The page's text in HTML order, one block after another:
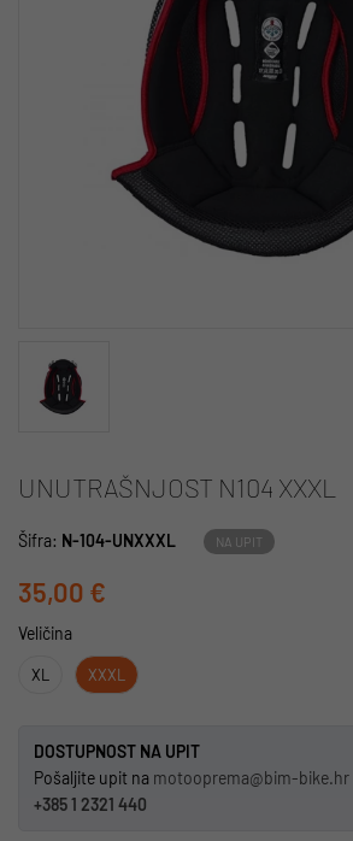
UNUTRAŠNJOST N104 XXXL
Šifra: N-104-UNXXXL NA UPIT
35,00 €
Veličina
XL XXXL
DOSTUPNOST NA UPIT
Pošaljite upit na motooprema@bim-bike.hr
+385 1 2321 440